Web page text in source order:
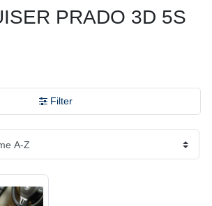
PRADO 3D 5S
Filter